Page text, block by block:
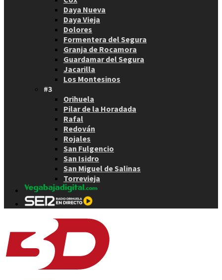
Daya Nueva
Daya Vieja
Dolores
Formentera del Segura
Granja de Rocamora
Guardamar del Segura
Jacarilla
Los Montesinos
#3
Orihuela
Pilar de la Horadada
Rafal
Redován
Rojales
San Fulgencio
San Isidro
San Miguel de Salinas
Torrevieja